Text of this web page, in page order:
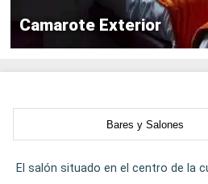
Camarote Exterior
Bares y Salones
El salón situado en el centro de la